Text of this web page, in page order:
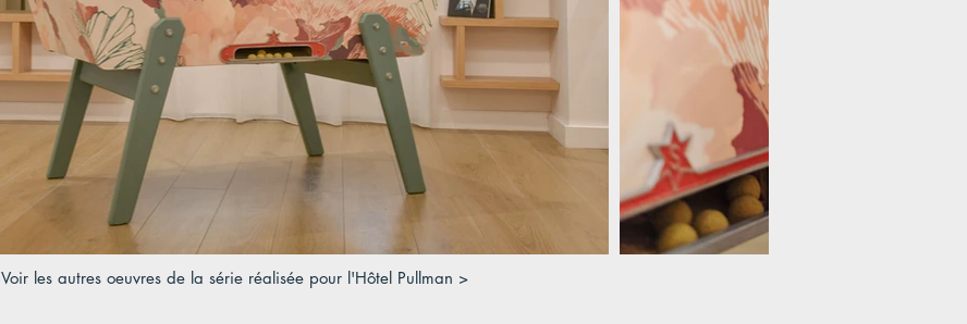
Voir les autres oeuvres de la série réalisée pour l'Hôtel Pullman >